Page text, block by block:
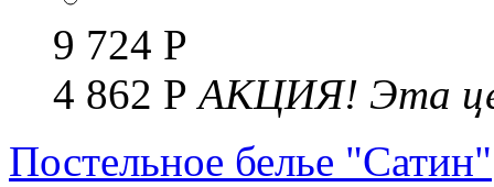
9 724 Р
4 862 РАКЦИЯ! Эта
Постельное белье "Сатин"